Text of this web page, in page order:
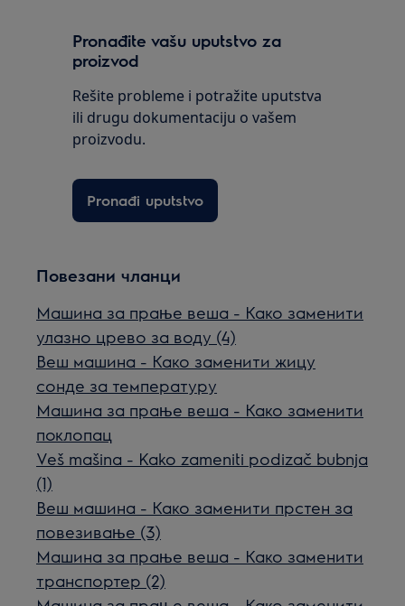
Pronađite vašu uputstvo za
proizvod
Rešite probleme i potražite uputstva
ili drugu dokumentaciju o vašem
proizvodu.
Pronađi uputstvo
Повезани чланци
Машина за прање веша - Како заменити
улазно црево за воду (4)
Веш машина - Како заменити жицу
сонде за температуру
Машина за прање веша - Како заменити
поклопац
Veš mašina - Kako zameniti podizač bubnja
(1)
Веш машина - Како заменити прстен за
повезивање (3)
Машина за прање веша - Како заменити
транспортер (2)